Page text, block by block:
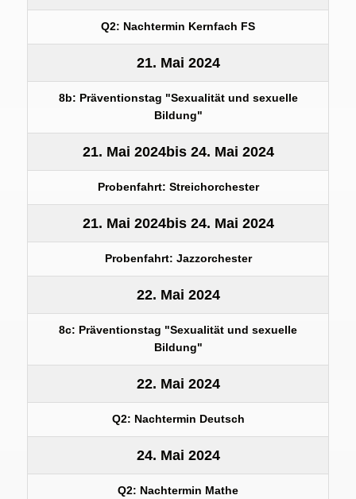
Q2: Nachtermin Kernfach FS
21. Mai 2024
8b: Präventionstag "Sexualität und sexuelle
Bildung"
21. Mai 2024bis 24. Mai 2024
Probenfahrt: Streichorchester
21. Mai 2024bis 24. Mai 2024
Probenfahrt: Jazzorchester
22. Mai 2024
8c: Präventionstag "Sexualität und sexuelle
Bildung"
22. Mai 2024
Q2: Nachtermin Deutsch
24. Mai 2024
Q2: Nachtermin Mathe